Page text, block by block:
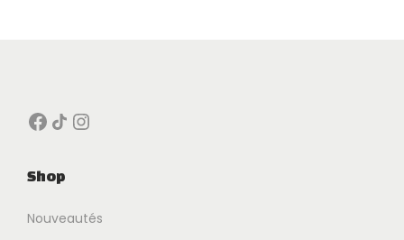
Facebook Icône de partage Instagram
Shop
Nouveautés